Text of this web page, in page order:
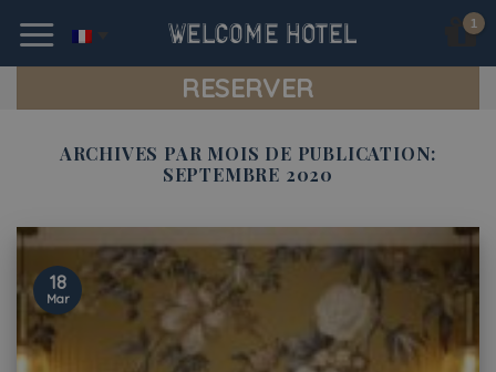
content
RESERVER
ARCHIVES PAR MOIS DE PUBLICATION:
SEPTEMBRE 2020
18
Mar